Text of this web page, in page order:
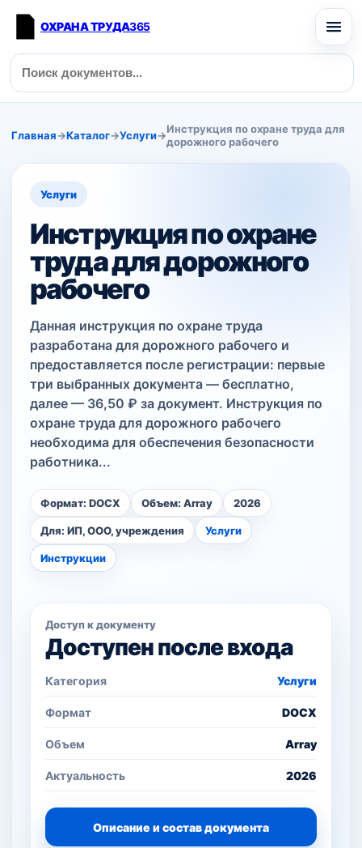
ОХРАНА ТРУДА365
Главная→Каталог→Услуги→Инструкция по охране труда для
дорожного рабочего
Услуги
Инструкция по охране
труда для дорожного
рабочего
Данная инструкция по охране труда
разработана для дорожного рабочего и
предоставляется после регистрации: первые
три выбранных документа — бесплатно,
далее — 36,50 ₽ за документ. Инструкция по
охране труда для дорожного рабочего
необходима для обеспечения безопасности
работника...
Формат: DOCX Объем: Array 2026
Для: ИП, ООО, учреждения Услуги
Инструкции
Доступ к документу
Доступен после входа
Категория Услуги
Формат DOCX
Объем Array
Актуальность 2026
Описание и состав документа